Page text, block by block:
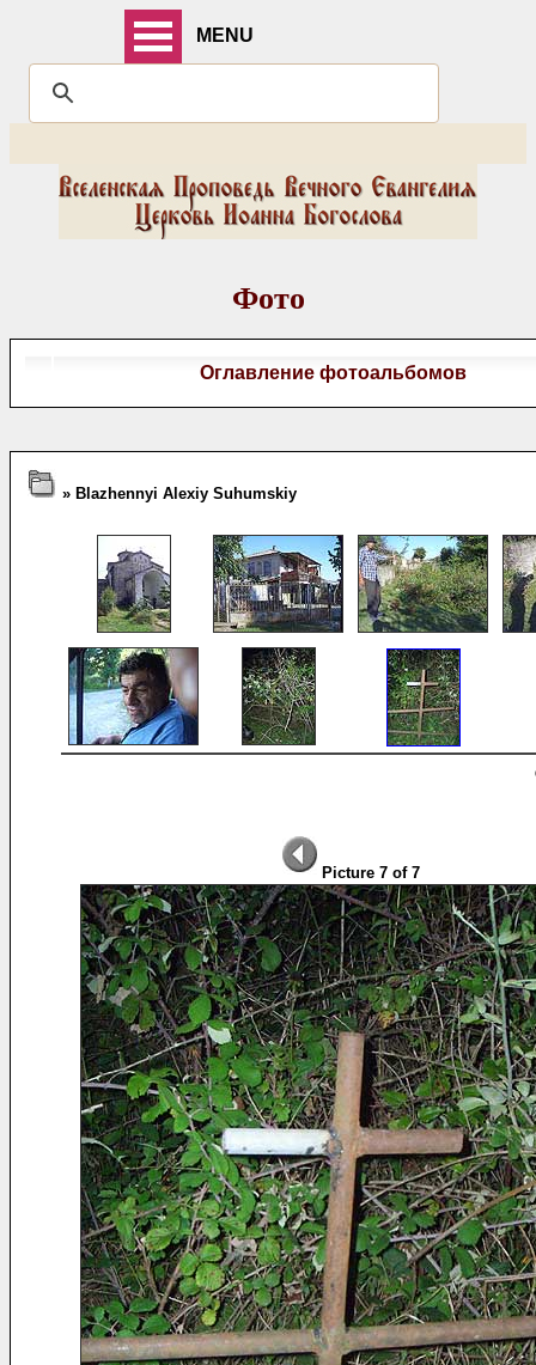
MENU
Фото
Оглавление фотоальбомов
» Blazhennyi Alexiy Suhumskiy
Picture 7 of 7